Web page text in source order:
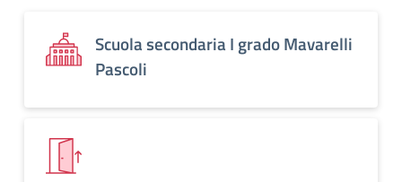
Scuola secondaria I grado Mavarelli
Pascoli